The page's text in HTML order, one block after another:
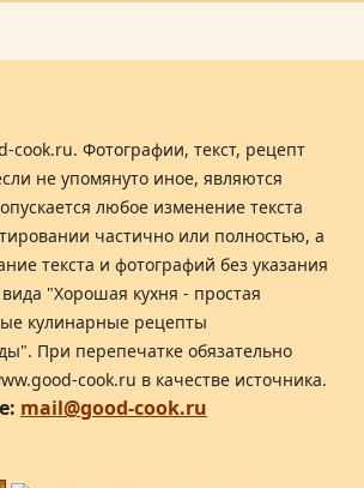
cook.ru. Фотографии, текст, рецепт
не упомянуто иное, являются
любое изменение текста
частично или полностью, а
текста и фотографий без указания
"Хорошая кухня - простая
кулинарные рецепты
При перепечатке обязательно
cook.ru в качестве источника.
mail@good-cook.ru